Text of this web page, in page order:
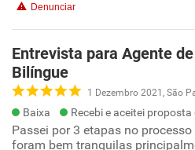
Denunciar
Entrevista para Agente
Bilíngue
1 Dezembro 2021, São
Baixa Recebi e aceitei
Passei por 3 etapas no
foram bem tranquilas